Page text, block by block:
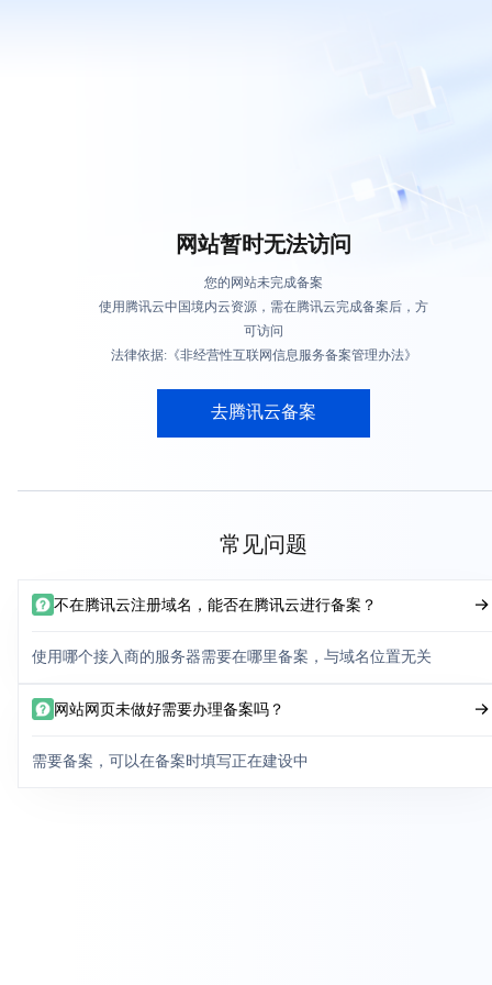
网站暂时无法访问
您的网站未完成备案
使用腾讯云中国境内云资源，需在腾讯云完成备案后，方
可访问
法律依据:《非经营性互联网信息服务备案管理办法》
去腾讯云备案
常见问题
不在腾讯云注册域名，能否在腾讯云进行备案？
使用哪个接入商的服务器需要在哪里备案，与域名位置无关
网站网页未做好需要办理备案吗？
需要备案，可以在备案时填写正在建设中